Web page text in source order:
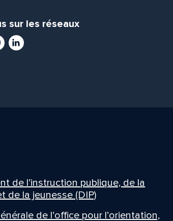
sur les réseaux
LinkedIn
de l’instruction publique, de la
de la jeunesse (DIP)
de l’office pour l’orientation,